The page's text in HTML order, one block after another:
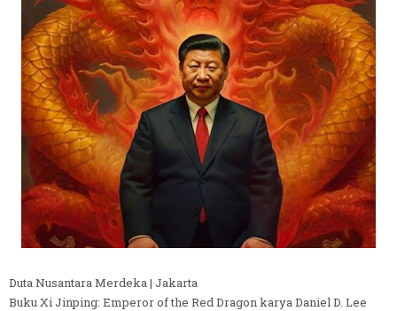
Duta Nusantara Merdeka | Jakarta
Buku Xi Jinping: Emperor of the Red Dragon karya Daniel D. Lee